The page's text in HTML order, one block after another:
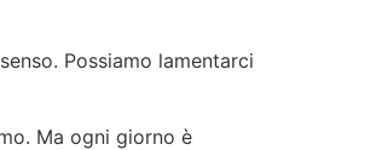
Possiamo lamentarci
Ma ogni giorno è